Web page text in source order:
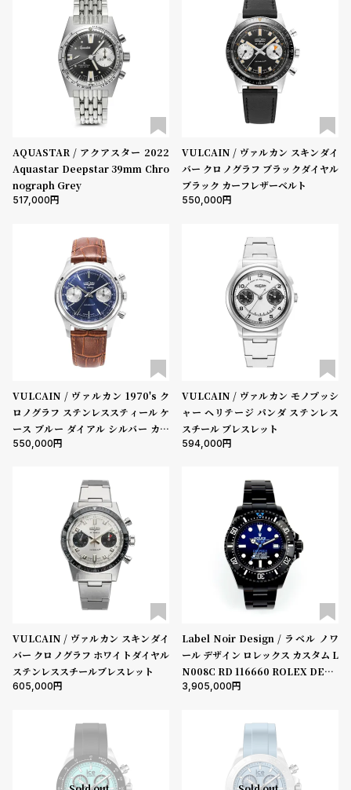
AQUASTAR / アクアスター 2022
Aquastar Deepstar 39mm Chro
nograph Grey
517,000
VULCAIN / ヴァルカン スキンダイ
バー クロノグラフ ブラックダイヤル
ブラック カーフレザーベルト
550,000
VULCAIN / ヴァルカン 1970's ク
ロノグラフ ステンレススティール ケ
ース ブルー ダイアル シルバー カウ
ンター ブラウン カーフレザー イミ
スチール ピンバックル
550,000
VULCAIN / ヴァルカン モノプッシ
ャー ヘリテージ パンダ ステンレス
スチール ブレスレット
594,000
VULCAIN / ヴァルカン スキンダイ
バー クロノグラフ ホワイトダイヤル
ステンレススチールブレスレット
605,000
Label Noir Design / ラベル ノワ
ール デザイン ロレックス カスタム L
N008C RD 116660 ROLEX DEEP
SEA
3,905,000